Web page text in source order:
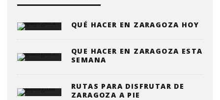
QUÉ HACER EN ZARAGOZA HOY
QUE HACER EN ZARAGOZA ESTA
SEMANA
RUTAS PARA DISFRUTAR DE
ZARAGOZA A PIE